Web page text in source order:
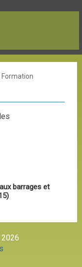
Formation
barrages et